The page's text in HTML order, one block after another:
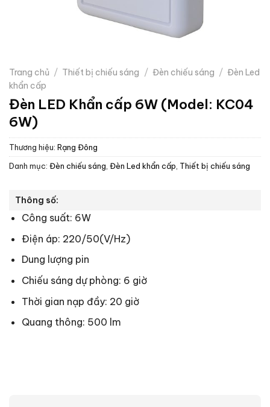
Trang chủ / Thiết bị chiếu sáng / Đèn chiếu sáng / Đèn Led
khẩn cấp
Đèn LED Khẩn cấp 6W (Model: KC04
6W)
Thương hiệu: Rạng Đông
Danh mục: Đèn chiếu sáng, Đèn Led khẩn cấp, Thiết bị chiếu sáng
Thông số:
Công suất: 6W
Điện áp: 220/50(V/Hz)
Dung lượng pin
Chiếu sáng dự phòng: 6 giờ
Thời gian nạp đầy: 20 giờ
Quang thông: 500 lm